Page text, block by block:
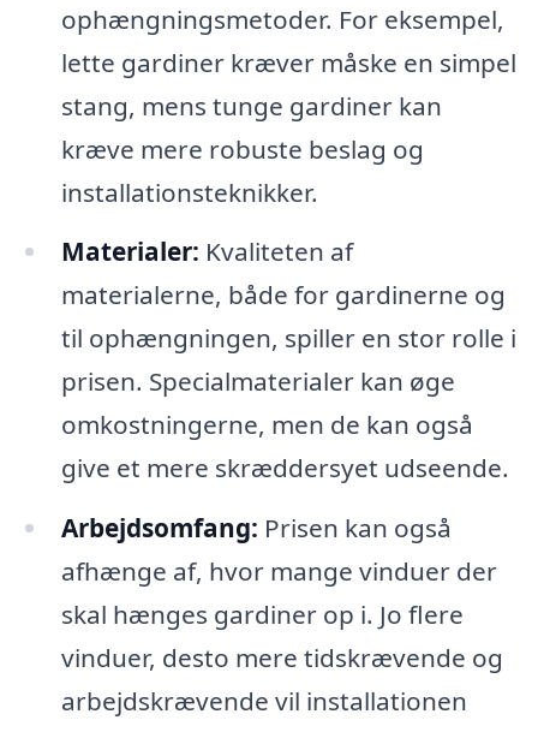
ophængningsmetoder. For eksempel,
lette gardiner kræver måske en simpel
stang, mens tunge gardiner kan
kræve mere robuste beslag og
installationsteknikker.
Materialer: Kvaliteten af
materialerne, både for gardinerne og
til ophængningen, spiller en stor rolle i
prisen. Specialmaterialer kan øge
omkostningerne, men de kan også
give et mere skræddersyet udseende.
Arbejdsomfang: Prisen kan også
afhænge af, hvor mange vinduer der
skal hænges gardiner op i. Jo flere
vinduer, desto mere tidskrævende og
arbejdskrævende vil installationen